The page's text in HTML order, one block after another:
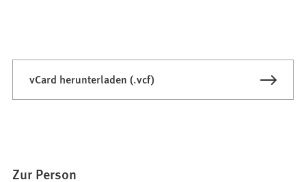
vCard herunterladen (.vcf)
Zur Person